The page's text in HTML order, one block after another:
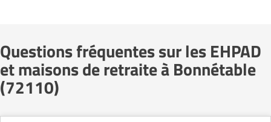
Questions fréquentes sur les EHPAD
et maisons de retraite à Bonnétable
(72110)